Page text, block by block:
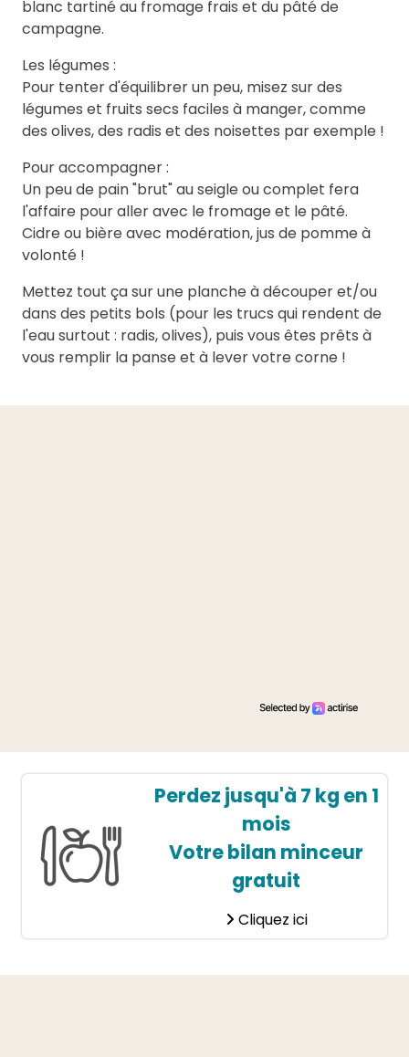
blanc tartiné au fromage frais et du pâté de
campagne.
Les légumes :
Pour tenter d'équilibrer un peu, misez sur des
légumes et fruits secs faciles à manger, comme
des olives, des radis et des noisettes par exemple !
Pour accompagner :
Un peu de pain "brut" au seigle ou complet fera
l'affaire pour aller avec le fromage et le pâté.
Cidre ou bière avec modération, jus de pomme à
volonté !
Mettez tout ça sur une planche à découper et/ou
dans des petits bols (pour les trucs qui rendent de
l'eau surtout : radis, olives), puis vous êtes prêts à
vous remplir la panse et à lever votre corne !
Perdez jusqu'à 7 kg en 1
mois
Votre bilan minceur
gratuit
Cliquez ici